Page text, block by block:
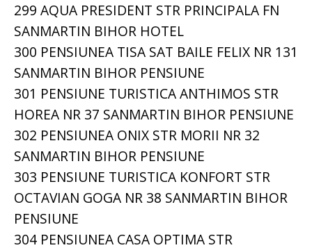
299 AQUA PRESIDENT STR PRINCIPALA FN
SANMARTIN BIHOR HOTEL
300 PENSIUNEA TISA SAT BAILE FELIX NR 131
SANMARTIN BIHOR PENSIUNE
301 PENSIUNE TURISTICA ANTHIMOS STR
HOREA NR 37 SANMARTIN BIHOR PENSIUNE
302 PENSIUNEA ONIX STR MORII NR 32
SANMARTIN BIHOR PENSIUNE
303 PENSIUNE TURISTICA KONFORT STR
OCTAVIAN GOGA NR 38 SANMARTIN BIHOR
PENSIUNE
304 PENSIUNEA CASA OPTIMA STR